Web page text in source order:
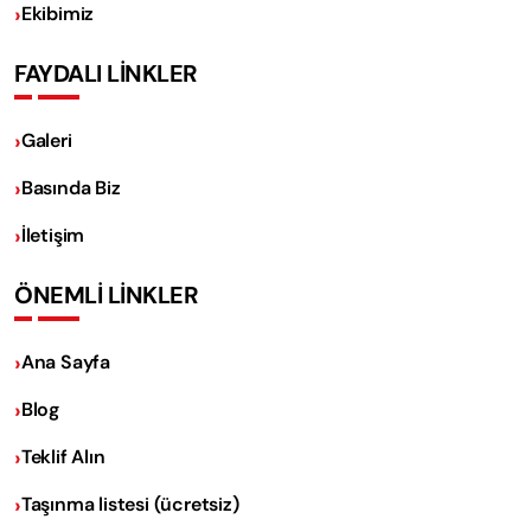
Ekibimiz
FAYDALI LİNKLER
Galeri
Basında Biz
İletişim
ÖNEMLİ LİNKLER
Ana Sayfa
Blog
Teklif Alın
Taşınma listesi (ücretsiz)